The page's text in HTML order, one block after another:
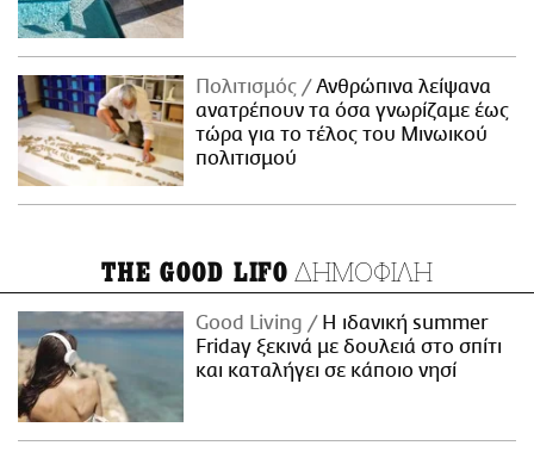
Πολιτισμός
Ανθρώπινα λείψανα
ανατρέπουν τα όσα γνωρίζαμε έως
τώρα για το τέλος του Μινωικού
πολιτισμού
THE GOOD LIFO ΔΗΜΟΦΙΛΗ
Good Living
Η ιδανική summer
Friday ξεκινά με δουλειά στο σπίτι
και καταλήγει σε κάποιο νησί